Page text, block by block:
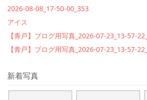
2026-08-08_17-50-00_353
アイス
【青戸】ブログ用写真_2026-07-23_13-57-
【青戸】ブログ用写真_2026-07-23_13-57-
新着写真